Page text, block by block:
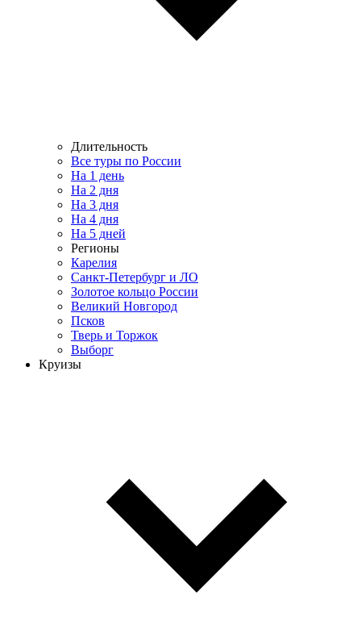
Длительность
Все туры по России
На 1 день
На 2 дня
На 3 дня
На 4 дня
На 5 дней
Регионы
Карелия
Санкт-Петербург и ЛО
Золотое кольцо России
Великий Новгород
Псков
Тверь и Торжок
Выборг
Круизы